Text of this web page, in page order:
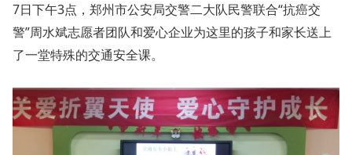
7日下午3点，郑州市公安局交警二大队民警联合“抗癌交
警”周水斌志愿者团队和爱心企业为这里的孩子和家长送上
了一堂特殊的交通安全课。